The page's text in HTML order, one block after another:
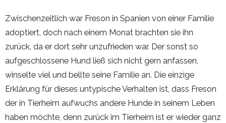
Zwischenzeitlich war Freson in Spanien von einer Familie
adoptiert, doch nach einem Monat brachten sie ihn
zurück, da er dort sehr unzufrieden war. Der sonst so
aufgeschlossene Hund ließ sich nicht gern anfassen,
winselte viel und bellte seine Familie an. Die einzige
Erklärung für dieses untypische Verhalten ist, dass Freson
der in Tierheim aufwuchs andere Hunde in seinem Leben
haben möchte, denn zurück im Tierheim ist er wieder ganz